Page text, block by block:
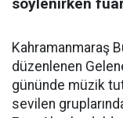
Kahramanmaraş
düzenlenen
gününde müzik
sevilen